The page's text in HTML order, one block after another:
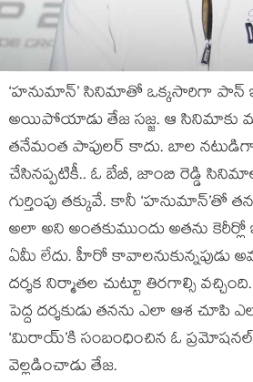
‘హనుమాన్’ సినిమాతో ఒక్కసారిగా
అయిపోయాడు తేజ సజ్జ. ఆ సినిమాకు
తనేమంత పాపులర్ కాదు. బాల
చేసినప్పటికీ.. ఓ బేబీ, జాంబి రెడ్డి
గుర్తింపు తక్కువే. కానీ
అలా అని అంతకుముందు అతను కెరీర్లో
ఏమీ లేదు. హీరో కావాలనుకున్నపుడు
దర్శక నిర్మాతల చుట్టూ తిరగాల్సి
పెద్ద దర్శకుడు తనను ఎలా ఆశ చూపి
‘మిరాయ్’కి సంబంధించిన ఓ ప్రమోషనల్
వెల్లడించాడు తేజ.